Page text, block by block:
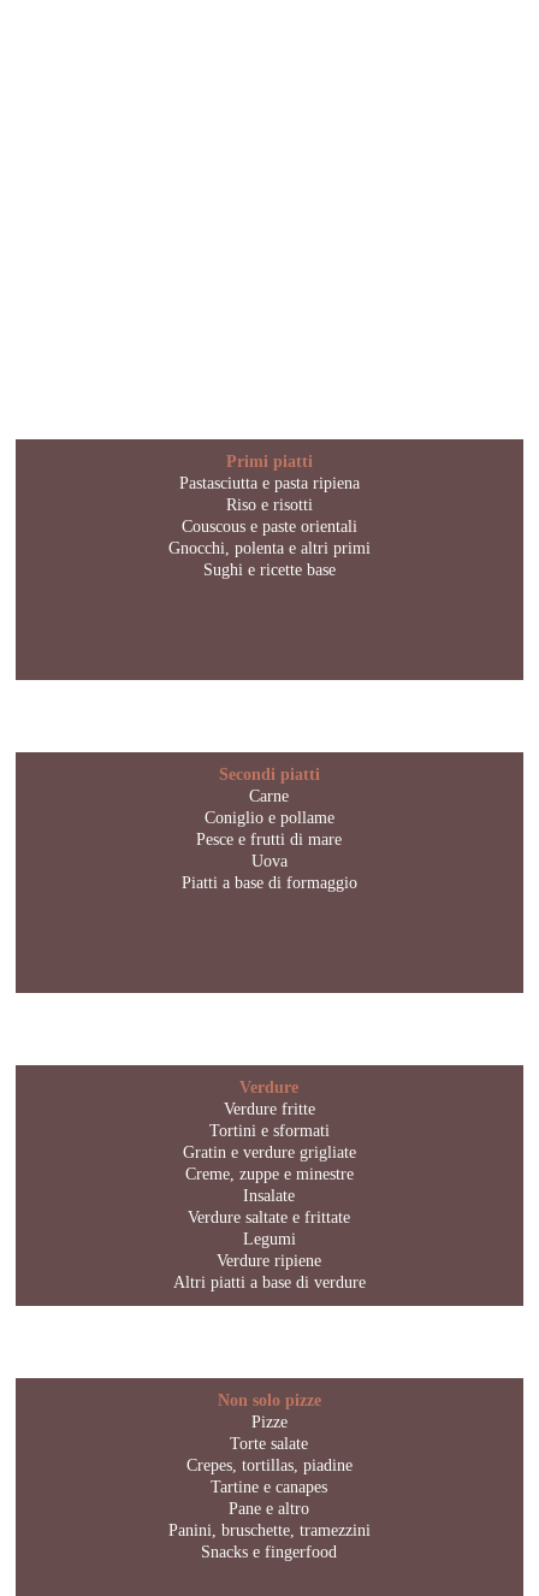
Primi piatti
Pastasciutta e pasta ripiena
Riso e risotti
Couscous e paste orientali
Gnocchi, polenta e altri primi
Sughi e ricette base
Secondi piatti
Carne
Coniglio e pollame
Pesce e frutti di mare
Uova
Piatti a base di formaggio
Verdure
Verdure fritte
Tortini e sformati
Gratin e verdure grigliate
Creme, zuppe e minestre
Insalate
Verdure saltate e frittate
Legumi
Verdure ripiene
Altri piatti a base di verdure
Non solo pizze
Pizze
Torte salate
Crepes, tortillas, piadine
Tartine e canapes
Pane e altro
Panini, bruschette, tramezzini
Snacks e fingerfood